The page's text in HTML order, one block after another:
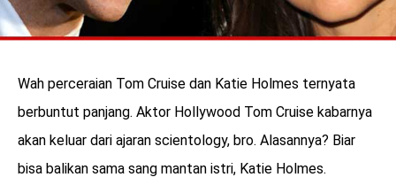
benefit
menarik
Wah perceraian Tom Cruise dan Katie Holmes ternyata
berbuntut panjang. Aktor Hollywood Tom Cruise kabarnya
akan keluar dari ajaran scientology, bro. Alasannya? Biar
bisa balikan sama sang mantan istri, Katie Holmes.